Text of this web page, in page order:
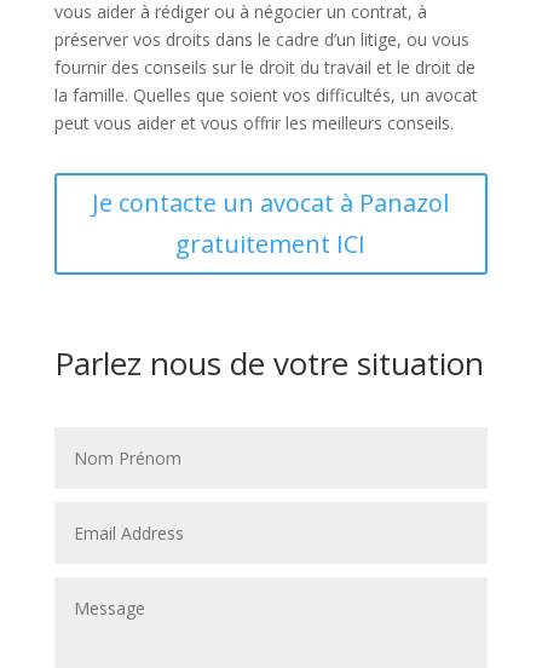
vous aider à rédiger ou à négocier un contrat, à
préserver vos droits dans le cadre d’un litige, ou vous
fournir des conseils sur le droit du travail et le droit de
la famille. Quelles que soient vos difficultés, un avocat
peut vous aider et vous offrir les meilleurs conseils.
Je contacte un avocat à Panazol
gratuitement ICI
Parlez nous de votre situation